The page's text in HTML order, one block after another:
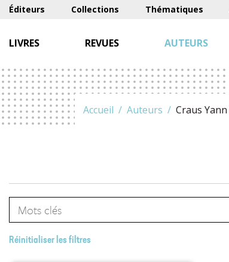
Éditeurs Collections Thématiques
LIVRES REVUES AUTEURS
Accueil Auteurs Craus Yann
Réinitialiser les filtres